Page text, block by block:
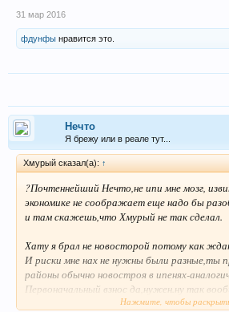
31 мар 2016
фдунфы нравится это.
Нечто
Я брежу или в реале тут...
Хмурый сказал(а): ↑
?Почтеннейший Нечто,не ипи мне мозг,
экономике не соображает еще надо бы
и там скажешь,что Хмурый не так сделал.
Хату я брал не новосторой потому как
И риски мне нах не нужны были разные,ты
районы обычно новостроя в ипенях-
Первоначальный взнос да,нужен.ну так
получится. Копить? расскажи мне в какой
Нажмите, чтобы